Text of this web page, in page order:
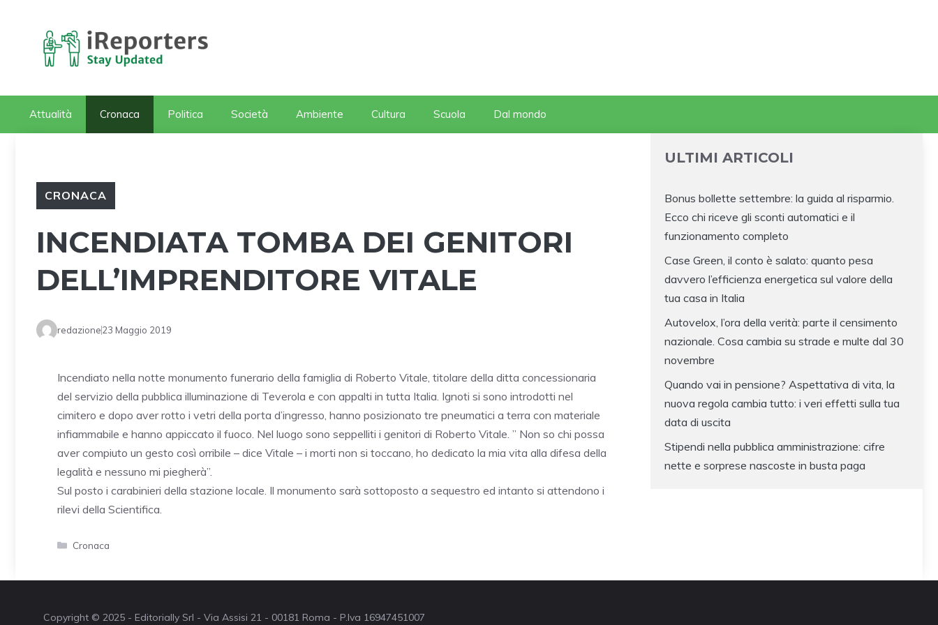
contenuto
Attualità Cronaca Politica Società Ambiente Cultura Scuola Dal mondo
CRONACA
INCENDIATA TOMBA DEI GENITORI
DELL’IMPRENDITORE VITALE
redazione23 Maggio 2019
Incendiato nella notte monumento funerario della famiglia di Roberto Vitale, titolare della ditta concessionaria
del servizio della pubblica illuminazione di Teverola e con appalti in tutta Italia. Ignoti si sono introdotti nel
cimitero e dopo aver rotto i vetri della porta d’ingresso, hanno posizionato tre pneumatici a terra con materiale
infiammabile e hanno appiccato il fuoco. Nel luogo sono seppelliti i genitori di Roberto Vitale. ” Non so chi possa
aver compiuto un gesto così orribile – dice Vitale – i morti non si toccano, ho dedicato la mia vita alla difesa della
legalità e nessuno mi piegherà”.
Sul posto i carabinieri della stazione locale. Il monumento sarà sottoposto a sequestro ed intanto si attendono i
rilevi della Scientifica.
Categorie
Cronaca
ULTIMI ARTICOLI
Bonus bollette settembre: la guida al risparmio.
Ecco chi riceve gli sconti automatici e il
funzionamento completo
Case Green, il conto è salato: quanto pesa
davvero l’efficienza energetica sul valore della
tua casa in Italia
Autovelox, l’ora della verità: parte il censimento
nazionale. Cosa cambia su strade e multe dal 30
novembre
Quando vai in pensione? Aspettativa di vita, la
nuova regola cambia tutto: i veri effetti sulla tua
data di uscita
Stipendi nella pubblica amministrazione: cifre
nette e sorprese nascoste in busta paga
Copyright © 2025 - Editorially Srl - Via Assisi 21 - 00181 Roma - P.Iva 16947451007